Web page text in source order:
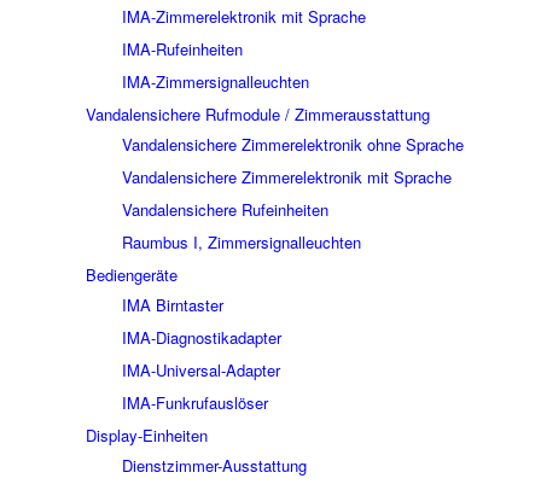
IMA-Zimmerelektronik mit Sprache
IMA-Rufeinheiten
IMA-Zimmersignalleuchten
Vandalensichere Rufmodule / Zimmerausstattung
Vandalensichere Zimmerelektronik ohne Sprache
Vandalensichere Zimmerelektronik mit Sprache
Vandalensichere Rufeinheiten
Raumbus I, Zimmersignalleuchten
Bediengeräte
IMA Birntaster
IMA-Diagnostikadapter
IMA-Universal-Adapter
IMA-Funkrufauslöser
Display-Einheiten
Dienstzimmer-Ausstattung